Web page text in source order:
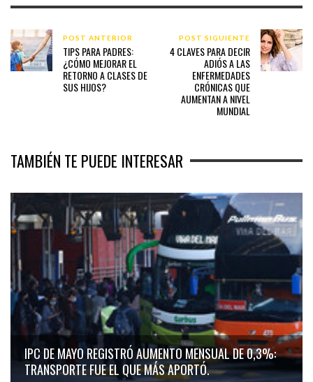
POST ANTERIOR
TIPS PARA PADRES:
¿CÓMO MEJORAR EL
RETORNO A CLASES DE
SUS HIJOS?
POST SIGUIENTE
4 CLAVES PARA DECIR
ADIÓS A LAS
ENFERMEDADES
CRÓNICAS QUE
AUMENTAN A NIVEL
MUNDIAL
TAMBIÉN TE PUEDE INTERESAR
IPC DE MAYO REGISTRÓ AUMENTO MENSUAL DE 0,3%:
TRANSPORTE FUE EL QUE MÁS APORTÓ.